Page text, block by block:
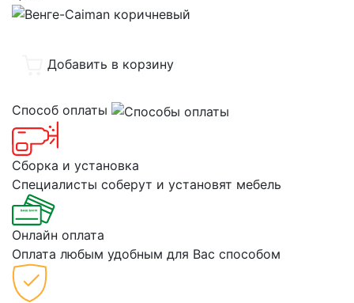
Добавить в корзину
Способ оплаты
Сборка и установка
Специалисты соберут и установят мебель
Онлайн оплата
Оплата любым удобным для Вас способом